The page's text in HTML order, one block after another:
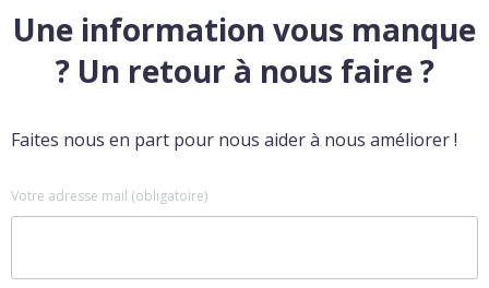
Une information vous manque
? Un retour à nous faire ?
Faites nous en part pour nous aider à nous améliorer !
Votre adresse mail (obligatoire)